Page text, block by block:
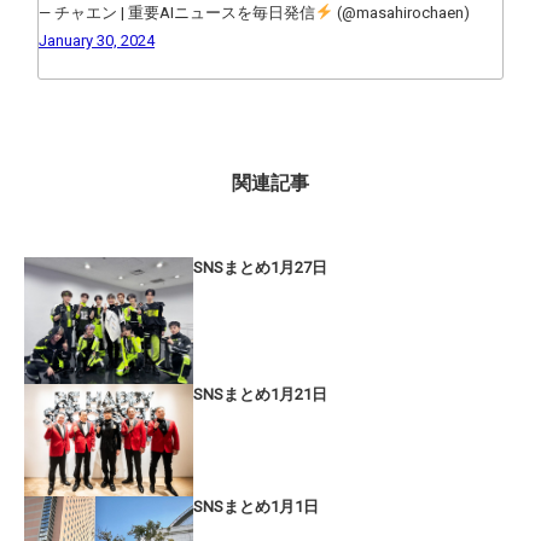
— チャエン | 重要AIニュースを毎日発信
(@masahirochaen)
January 30, 2024
関連記事
SNSまとめ1月27日
SNSまとめ1月21日
SNSまとめ1月1日